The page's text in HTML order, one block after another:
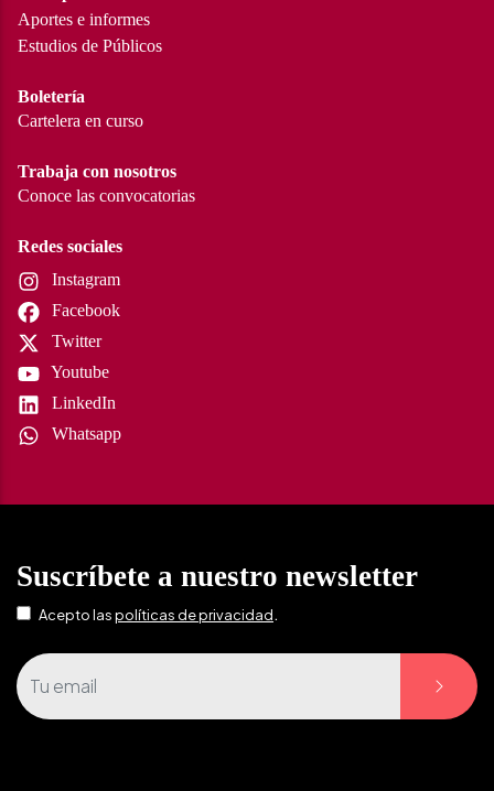
Aportes e informes
Estudios de Públicos
Boletería
Cartelera en curso
Trabaja con nosotros
Conoce las convocatorias
Redes sociales
Instagram
Facebook
Twitter
Youtube
LinkedIn
Whatsapp
Suscríbete a nuestro newsletter
Acepto laspolíticas de privacidad.